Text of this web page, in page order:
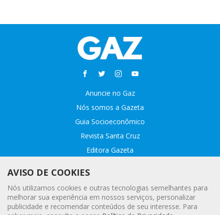
Anuncie no Gaz
Nós somos a Gazeta
Guia Socioeconômico
Revista Santa Cruz
Editora Gazeta
Fale conosco
Webmail
Assinatura Premiada
AVISO DE COOKIES
Nós utilizamos cookies e outras tecnologias semelhantes para
melhorar sua experiência em nossos serviços, personalizar
publicidade e recomendar conteúdos de seu interesse. Para